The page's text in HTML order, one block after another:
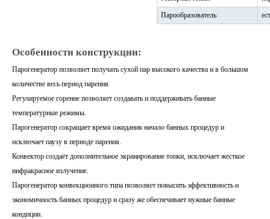
Парообразователь
Особенности конструкции:
Парогенератор позволяет получать сухой пар высокого качества и в большом
количестве весь период парения.
Регулируемое горение позволяет создавать и поддерживать банные
температурные режимы.
Парогенератор сокращает время ожидания начало банных процедур и
исключает паузу в периоде парения.
Конвектор создаёт дополнительное экранирование топки, исключает жесткое
инфракрасное излучение.
Парогенератор конвекционного типа позволяет повысить эффективность и
экономичность банных процедур и сразу же обеспечивает нужные банные
кондиции.